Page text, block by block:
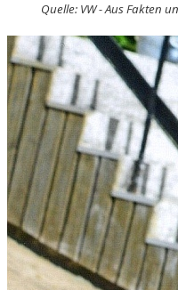
Quelle: VW - Aus Fakten